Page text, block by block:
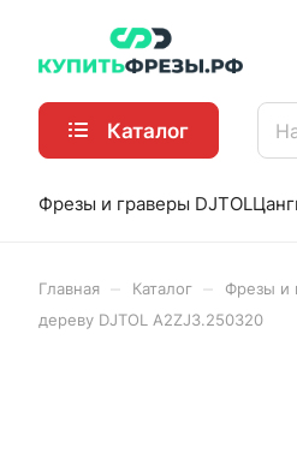
Каталог
Фрезы и граверы DJTOL
Главная Каталог Фрезы и
дереву DJTOL A2ZJ3.250320